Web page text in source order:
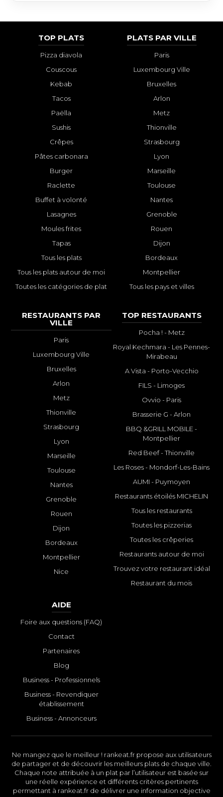
TOP PLATS
Pizza diavola
Couscous
Kebab
Tacos
Paëlla
Sushis
Crêpes
Pâtes carbonara
Burger
Raclette
Buffet à volonté
Lasagnes
Moules frites
Tapas
Tous les plats
Tous les plats autour de moi
Toutes les catégories de plat
PLATS PAR VILLE
Paris
Luxembourg Ville
Bruxelles
Arlon
Metz
Thionville
Strasbourg
Lyon
Marseille
Toulouse
Nantes
Grenoble
Rouen
Dijon
Bordeaux
Montpellier
Tous les pays et villes
RESTAURANTS PAR
VILLE
Paris
Luxembourg Ville
Bruxelles
Arlon
Metz
Thionville
Strasbourg
Lyon
Marseille
Toulouse
Nantes
Grenoble
Rouen
Dijon
Bordeaux
Montpellier
Nice
TOP RESTAURANTS
Pocha ! - Metz
Royal Kechmara - Les Pennes-
Mirabeau
A Vista - Porto-Vecchio
FILS - Limoges
Ovvio - Paris
Brasserie G - Arlon
BBQ &GRILL MOBILE -
Montpellier
Red Beef - Thionville
Les Roses - Mondorf-Les-Bains
AUMI - Puymoyen
Restaurants étoilés MICHELIN
Tous les restaurants
Toutes les pizzerias
Toutes les crêperies
Restaurants autour de moi
Trouvez votre restaurant idéal
Restaurant du mois
AIDE
Foire aux questions (FAQ)
Contact
Partenaires
Blog
Business - Professionnels
Business - Revendiquer
établissement
Business - Annonceurs
Ne mangez que le meilleur ! rankeat.fr propose aux utilisateurs
de partager et de découvrir les meilleurs plats de chaque ville.
Chaque note attribuée à un plat par l’utilisateur est basée sur
une réelle expérience et différents critères pertinents
permettant à rankeat.fr de délivrer une information objective